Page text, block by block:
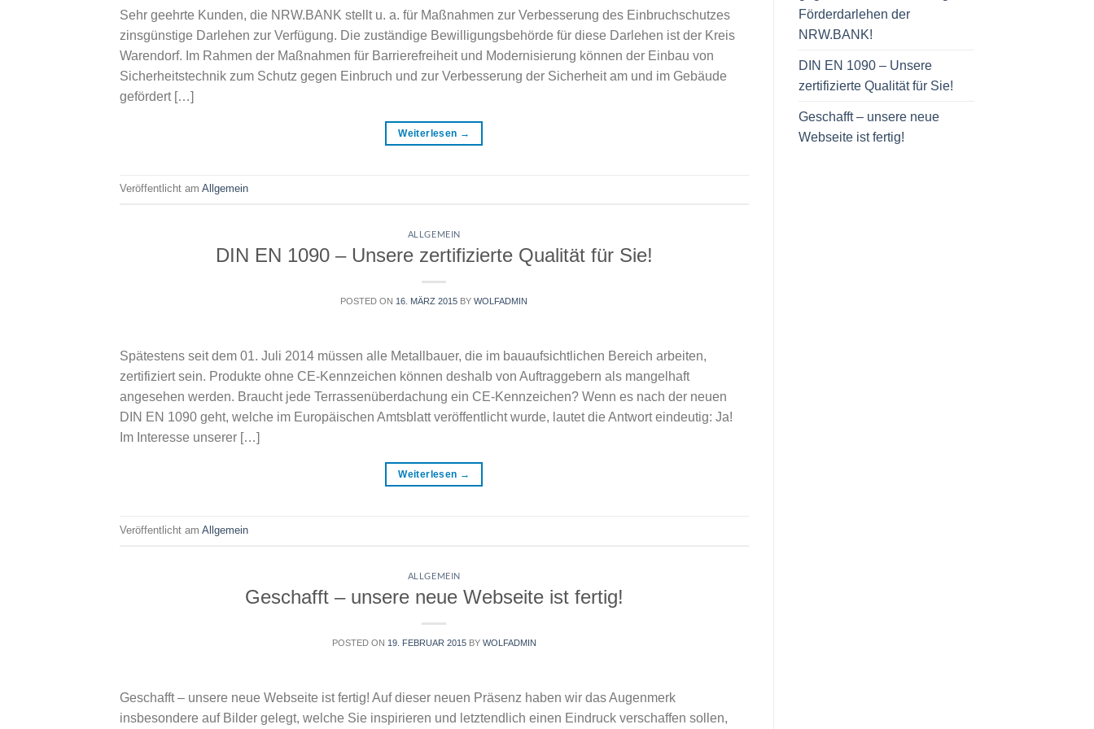
Sehr geehrte Kunden, die NRW.BANK stellt u. a. für Maßnahmen zur Verbesserung des Einbruchschutzes
zinsgünstige Darlehen zur Verfügung. Die zuständige Bewilligungsbehörde für diese Darlehen ist der Kreis
Warendorf. Im Rahmen der Maßnahmen für Barrierefreiheit und Modernisierung können der Einbau von
Sicherheitstechnik zum Schutz gegen Einbruch und zur Verbesserung der Sicherheit am und im Gebäude
gefördert […]
Weiterlesen →
Veröffentlicht am Allgemein
ALLGEMEIN
DIN EN 1090 – Unsere zertifizierte Qualität für Sie!
POSTED ON16. MÄRZ 2015 BYWOLFADMIN
Spätestens seit dem 01. Juli 2014 müssen alle Metallbauer, die im bauaufsichtlichen Bereich arbeiten,
zertifiziert sein. Produkte ohne CE-Kennzeichen können deshalb von Auftraggebern als mangelhaft
angesehen werden. Braucht jede Terrassenüberdachung ein CE-Kennzeichen? Wenn es nach der neuen
DIN EN 1090 geht, welche im Europäischen Amtsblatt veröffentlicht wurde, lautet die Antwort eindeutig: Ja!
Im Interesse unserer […]
Weiterlesen →
Veröffentlicht am Allgemein
ALLGEMEIN
Geschafft – unsere neue Webseite ist fertig!
POSTED ON 19. FEBRUAR 2015 BY WOLFADMIN
Geschafft – unsere neue Webseite ist fertig! Auf dieser neuen Präsenz haben wir das Augenmerk
insbesondere auf Bilder gelegt, welche Sie inspirieren und letztendlich einen Eindruck verschaffen sollen,
Förderdarlehen der
NRW.BANK!
DIN EN 1090 – Unsere
zertifizierte Qualität für Sie!
Geschafft – unsere neue
Webseite ist fertig!